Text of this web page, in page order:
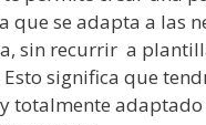
que se adapta a las
sin recurrir a
significa que
totalmente adaptado